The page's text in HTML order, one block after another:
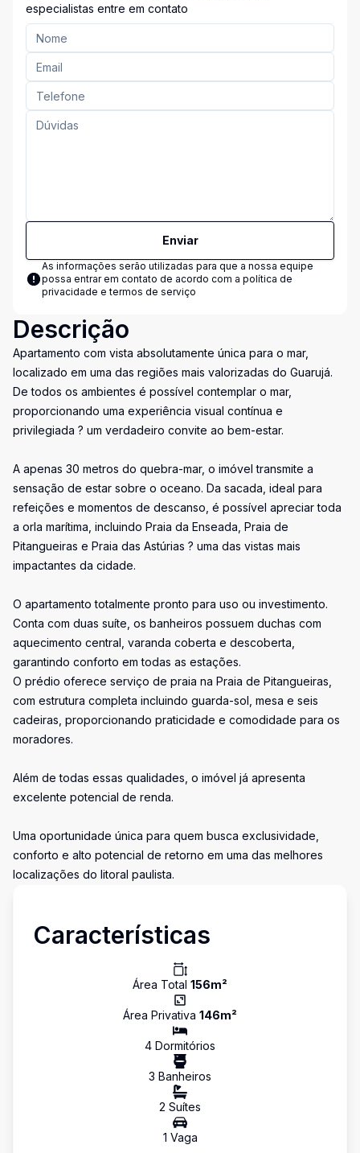
especialistas entre em contato
Enviar
As informações serão utilizadas para que a nossa equipe
possa entrar em contato de acordo com a política de
privacidade e termos de serviço
Descrição
Apartamento com vista absolutamente única para o mar,
localizado em uma das regiões mais valorizadas do Guarujá.
De todos os ambientes é possível contemplar o mar,
proporcionando uma experiência visual contínua e
privilegiada ? um verdadeiro convite ao bem-estar.
A apenas 30 metros do quebra-mar, o imóvel transmite a
sensação de estar sobre o oceano. Da sacada, ideal para
refeições e momentos de descanso, é possível apreciar toda
a orla marítima, incluindo Praia da Enseada, Praia de
Pitangueiras e Praia das Astúrias ? uma das vistas mais
impactantes da cidade.
O apartamento totalmente pronto para uso ou investimento.
Conta com duas suíte, os banheiros possuem duchas com
aquecimento central, varanda coberta e descoberta,
garantindo conforto em todas as estações.
O prédio oferece serviço de praia na Praia de Pitangueiras,
com estrutura completa incluindo guarda-sol, mesa e seis
cadeiras, proporcionando praticidade e comodidade para os
moradores.
Além de todas essas qualidades, o imóvel já apresenta
excelente potencial de renda.
Uma oportunidade única para quem busca exclusividade,
conforto e alto potencial de retorno em uma das melhores
localizações do litoral paulista.
Características
Área Total 156m²
Área Privativa 146m²
4 Dormitórios
3 Banheiros
2 Suítes
1 Vaga